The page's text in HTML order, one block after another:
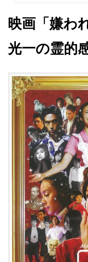
映画「嫌わ
光一の霊的